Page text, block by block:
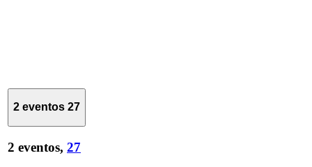
2 eventos 27
2 eventos, 27